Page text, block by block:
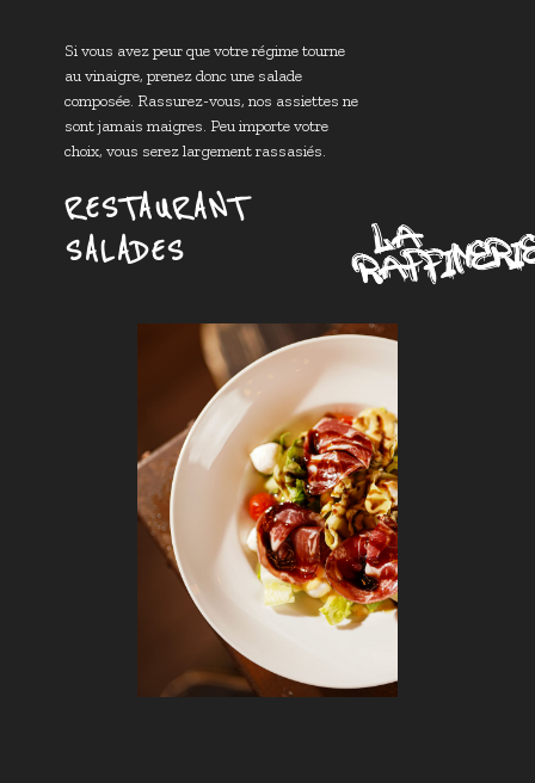
Si vous avez peur que votre régime tourne
au vinaigre, prenez donc une salade
composée. Rassurez-vous, nos assiettes ne
sont jamais maigres. Peu importe votre
choix, vous serez largement rassasiés.
RESTAURANT
SALADES